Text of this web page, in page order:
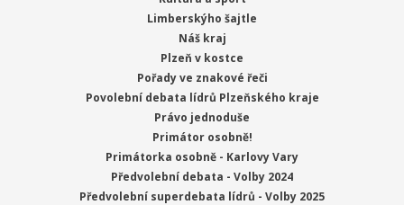
Limberskýho šajtle
Náš kraj
Plzeň v kostce
Pořady ve znakové řeči
Povolební debata lídrů Plzeňského kraje
Právo jednoduše
Primátor osobně!
Primátorka osobně - Karlovy Vary
Předvolební debata - Volby 2024
Předvolební superdebata lídrů - Volby 2025